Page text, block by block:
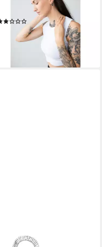
hautverträglich
(1)
lieferbar - in 2-3 Werktagen bei dir